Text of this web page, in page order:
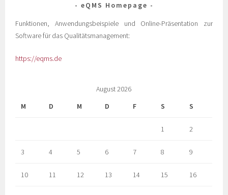
eQMS Homepage
Funktionen, Anwendungsbeispiele und Online-Präsentation zur
Software für das Qualitätsmanagement:
https://eqms.de
August 2026
M
D M D F S S
1 2
3 4 5 6 7 8 9
10 11 12 13 14 15 16